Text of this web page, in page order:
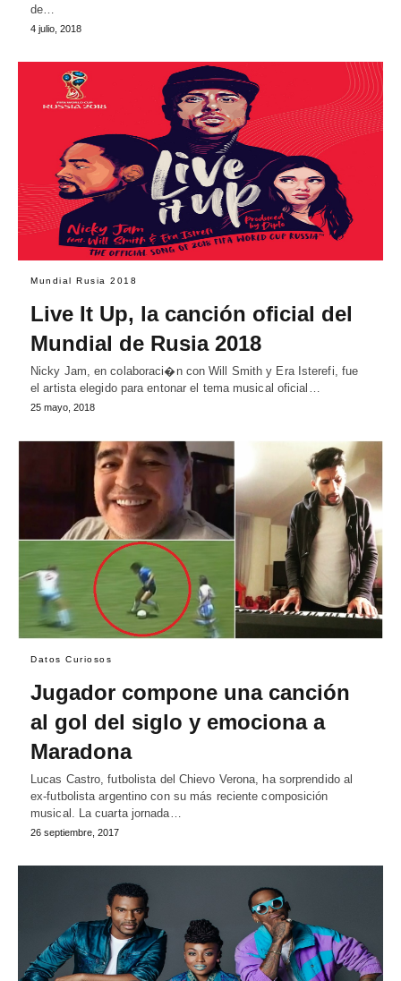
de…
4 julio, 2018
Mundial Rusia 2018
Live It Up, la canción oficial del
Mundial de Rusia 2018
Nicky Jam, en colaboraci�n con Will Smith y Era Isterefi, fue
el artista elegido para entonar el tema musical oficial…
25 mayo, 2018
Datos Curiosos
Jugador compone una canción
al gol del siglo y emociona a
Maradona
Lucas Castro, futbolista del Chievo Verona, ha sorprendido al
ex-futbolista argentino con su más reciente composición
musical. La cuarta jornada…
26 septiembre, 2017